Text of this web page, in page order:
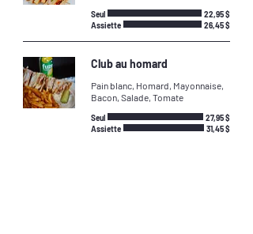
Seul
22,95 $
Assiette
26,45 $
Club au homard
Pain blanc, Homard, Mayonnaise,
Bacon, Salade, Tomate
Seul
27,95 $
Assiette
31,45 $